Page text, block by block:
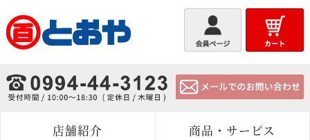
とおや
店舗紹介 商品・サービス